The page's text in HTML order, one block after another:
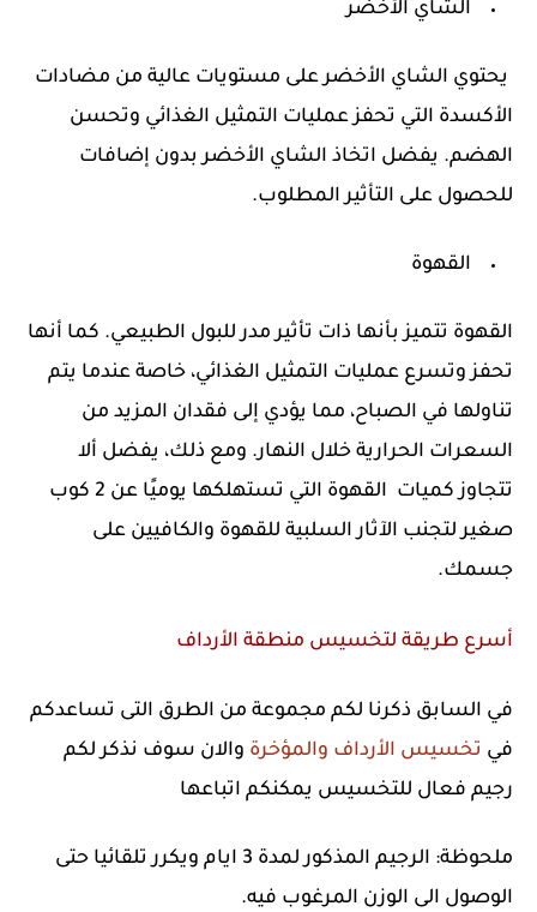
الشاي الأخضر
يحتوي الشاي الأخضر على مستويات عالية من مضادات
الأكسدة التي تحفز عمليات التمثيل الغذائي وتحسن
الهضم. يفضل اتخاذ الشاي الأخضر بدون إضافات
للحصول على التأثير المطلوب.
القهوة
القهوة تتميز بأنها ذات تأثير مدر للبول الطبيعي. كما أنها
تحفز وتسرع عمليات التمثيل الغذائي، خاصة عندما يتم
تناولها في الصباح، مما يؤدي إلى فقدان المزيد من
السعرات الحرارية خلال النهار. ومع ذلك، يفضل ألا
تتجاوز كميات القهوة التي تستهلكها يوميًا عن 2 كوب
صغير لتجنب الآثار السلبية للقهوة والكافيين على
جسمك.
أسرع طريقة لتخسيس منطقة الأرداف
في السابق ذكرنا لكم مجموعة من الطرق التى تساعدكم
في تخسيس الأرداف والمؤخرة والان سوف نذكر لكم
رجيم فعال للتخسيس يمكنكم اتباعها
ملحوظة: الرجيم المذكور لمدة 3 ايام ويكرر تلقائيا حتى
الوصول الى الوزن المرغوب فيه.